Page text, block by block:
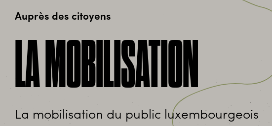
Auprès des citoyens
LA MOBILISATION
La mobilisation du public luxembourgeois